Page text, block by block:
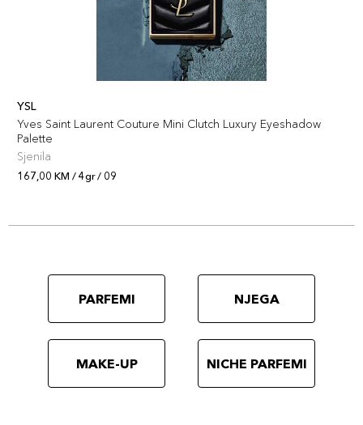
YSL
Yves Saint Laurent Couture Mini Clutch Luxury Eyeshadow
Palette
Sjenila
167,00 KM / 4gr / 09
PARFEMI NJEGA
MAKE-UP NICHE PARFEMI